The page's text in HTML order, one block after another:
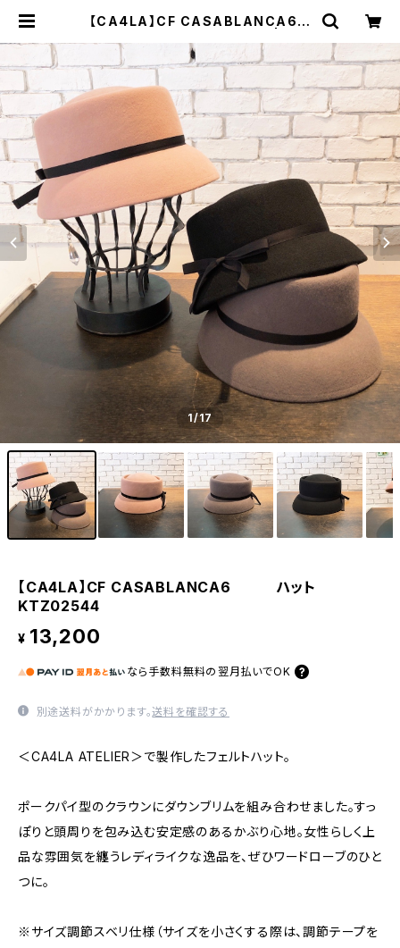
【CA4LA】CF CASABLANCA6
の帽子専門店SHAPPO（シャッポ）
1/17
【CA4LA】CF CASABLANCA6 ハット
KTZ02544
¥ 13,200
なら 手数料無料の 翌月払いでOK
別途送料がかかります。送料を確認する
＜CA4LA ATELIER＞で製作したフェルトハット。
ポークパイ型のクラウンにダウンブリムを組み合わせました。すっ
ぽりと頭周りを包み込む安定感のあるかぶり心地。女性らしく上
品な雰囲気を纏うレディライクな逸品を、ぜひワードローブのひと
つに。
※サイズ調節スベリ仕様（サイズを小さくする際は、調節テープを